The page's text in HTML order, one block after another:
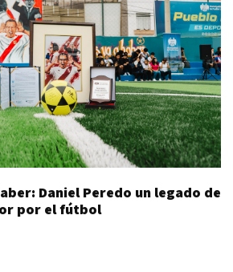
Daniel Peredo un legado de
por el fútbol